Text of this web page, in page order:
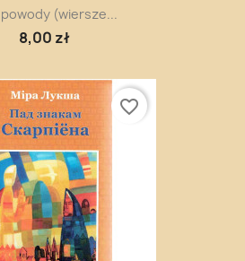
(wiersze...
8,00 zł
favorite_border